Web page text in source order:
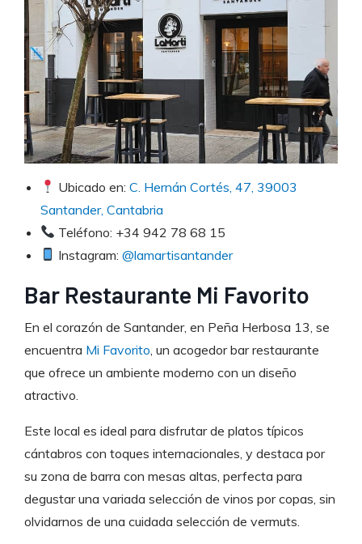
Ubicado en:C. Hernán Cortés, 47, 39003
Santander, Cantabria
Teléfono: +34 942 78 68 15
Instagram:@lamartisantander
Bar Restaurante Mi Favorito
En el corazón de Santander, en Peña Herbosa 13, se
encuentra Mi Favorito , un acogedor bar restaurante
que ofrece un ambiente moderno con un diseño
atractivo.
Este local es ideal para disfrutar de platos típicos
cántabros con toques internacionales, y destaca por
su zona de barra con mesas altas, perfecta para
degustar una variada selección de vinos por copas, sin
olvidarnos de una cuidada selección de vermuts.